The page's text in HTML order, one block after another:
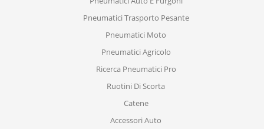
Pneumatici Trasporto Pesante
Pneumatici Moto
Pneumatici Agricolo
Ricerca Pneumatici Pro
Ruotini Di Scorta
Catene
Accessori Auto